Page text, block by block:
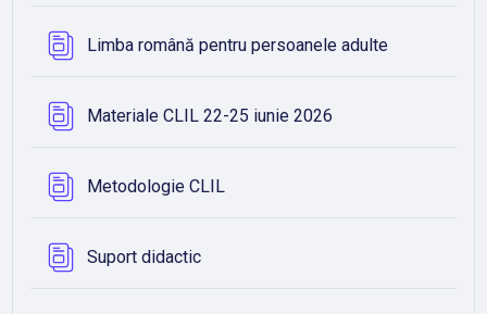
Limba română pentru persoanele adulteBază de
Materiale CLIL 22-25 iunie 2026
Metodologie CLILBază de date
Suport didacticBază de date